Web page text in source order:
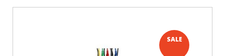
SALE